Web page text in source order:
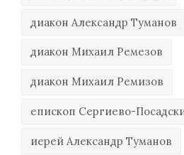
диакон Александр Туманов
диакон Михаил Ремезов
диакон Михаил Ремизов
епископ Сергиево-
иерей Александр Туманов